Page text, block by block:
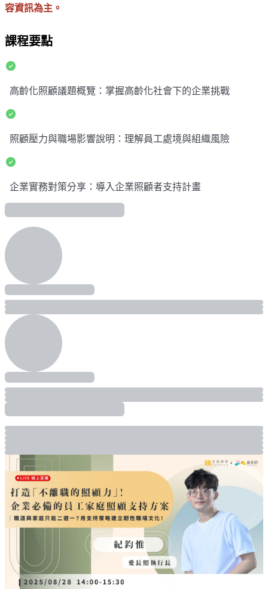
容資訊為主。
課程要點
高齡化照顧議題概覽：掌握高齡化社會下的企業挑戰
照顧壓力與職場影響說明：理解員工處境與組織風險
企業實務對策分享：導入企業照顧者支持計畫